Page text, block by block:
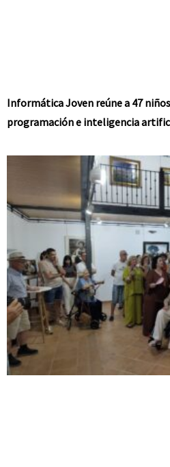
Informática Joven reúne a 47
programación e inteligencia